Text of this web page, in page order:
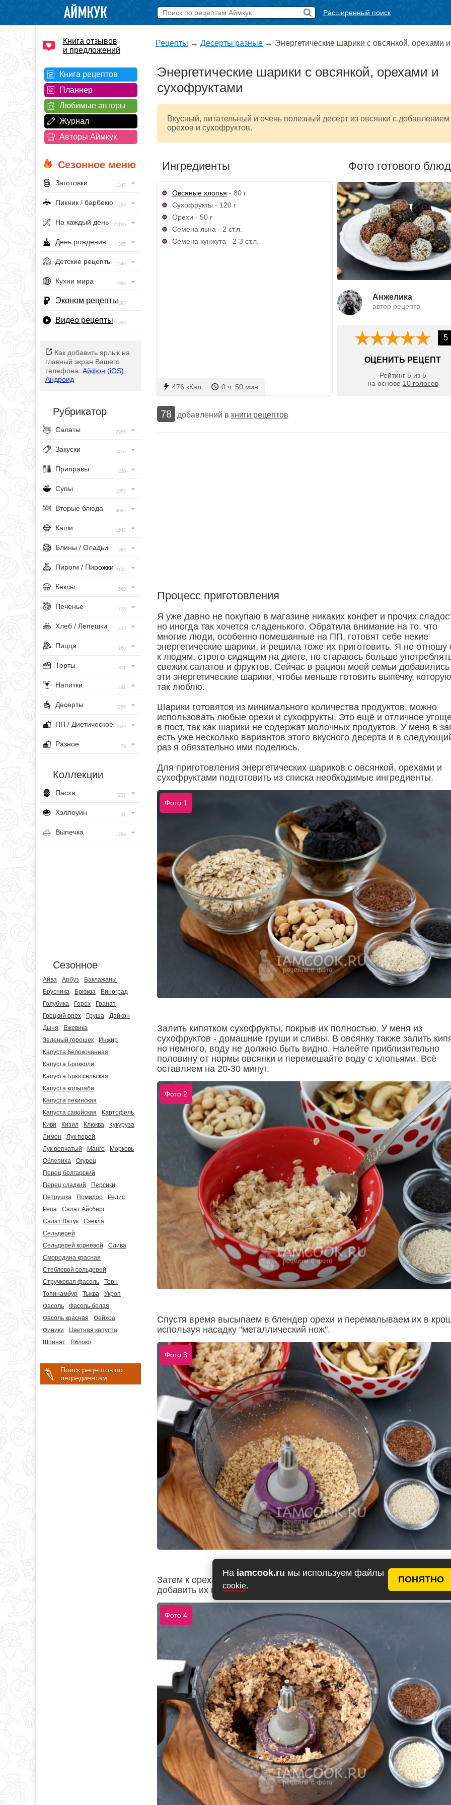
На iamcook.ru мы используем файлы
cookie.
ПОНЯТНО
Расширенный поиск
Книга отзывов
и предложений
Книга рецептов
Планнер
Любимые авторы
Журнал
Авторы Аймкук
Сезонное меню
Заготовки 1347
Пикник / барбекю 293
На каждый день 20160
День рождения 385
Детские рецепты 1548
Кухни мира 1968
Эконом рецепты393
Видео рецепты 1396
Как добавить ярлык на
главный экран Вашего
телефона: Айфон (iOS)
Андроид
Рубрикатор
Салаты 2955
Закуски 1456
Приправы 320
Супы 1083
Вторые блюда 4682
Каши 1543
Блины / Оладьи 965
Пироги / Пирожки 2134
Кексы 563
Печенье 728
Хлеб / Лепешки 433
Пицца 260
Торты 801
Напитки 491
Десерты 1256
ПП / Диетическое 3929
Разное 76
Коллекции
Пасха 237
Хэллоуин 31
Выпечка 1296
Сезонное
Айва Арбуз
Баклажаны
Брусника
Брюква
Виноград
Голубика
Горох
Гранат
Грецкий орех
Груша
Дайкон
Дыня
Ежевика
Зеленый горошек
Инжир
Капуста белокочанная
Капуста Брокколи
Капуста Брюссельская
Капуста кольраби
Капуста пекинская
Капуста савойская
Картофель
Киви
Кизил Клюква
Кукуруза
Лимон
Лук порей
Лук репчатый
Манго
Морковь
Облепиха
Огурец
Перец болгарский
Перец сладкий
Персики
Петрушка
Помидор
Редис
Репа
Салат Айсберг
Салат Латук
Свекла
Сельдерей
Сельдерей корневой
Слива
Смородина красная
Стеблевой сельдерей
Стручковая фасоль
Терн
Топинамбур
Тыква
Укроп
Фасоль
Фасоль белая
Фасоль красная
Фейхоа
Финики
Цветная капуста
Шпинат
Яблоко
Поиск рецептов по
ингредиентам
Рецепты → Десерты разные → Энергетические шарики с овсянкой, орехами
Энергетические шарики с овсянкой, орехами и
сухофруктами
Вкусный, питательный и очень полезный десерт из овсянки с добавлением
орехов и сухофруктов.
Ингредиенты
Овсяные хлопья - 80 г
Сухофрукты - 120 г
Орехи - 50 г
Семена льна - 2 ст.л.
Семена кунжута - 2-3 ст.л.
476 кКал 0 ч. 50 мин.
Фото готового
Анжелика
автор рецепта
5
ОЦЕНИТЬ РЕЦЕПТ
Рейтинг 5 из 5
на основе 10голосов
78 добавлений в книги рецептов
Процесс приготовления
Я уже давно не покупаю в магазине никаких конфет и прочих
но иногда так хочется сладенького. Обратила внимание на то, что
многие люди, особенно помешанные на ПП, готовят себе некие
энергетические шарики, и решила тоже их приготовить. Я не отношу
к людям, строго сидящим на диете, но стараюсь больше
свежих салатов и фруктов. Сейчас в рацион моей семьи
эти энергетические шарики, чтобы меньше готовить выпечку,
так люблю.
Шарики готовятся из минимального количества продуктов, можно
использовать любые орехи и сухофрукты. Это ещё и отличное
в пост, так как шарики не содержат молочных продуктов. У меня в
есть уже несколько вариантов этого вкусного десерта и в
раз я обязательно ими поделюсь.
Для приготовления энергетических шариков с овсянкой, орехами и
сухофруктами подготовить из списка необходимые ингредиенты.
Фото 1
Залить кипятком сухофрукты, покрыв их полностью. У меня из
сухофруктов - домашние груши и сливы. В овсянку также залить
но немного, воду не должно быть видно. Налейте приблизительно
половину от нормы овсянки и перемешайте воду с хлопьями. Всё
оставляем на 20-30 минут.
Фото 2
Спустя время высыпаем в блендер орехи и перемалываем их в
используя насадку "металлический нож".
Фото 3
Затем к орехам добавить овсянку. С сухофруктов слить воду и также
добавить их в чашу. Перемолоть все ингредиенты в однородную
Фото 4